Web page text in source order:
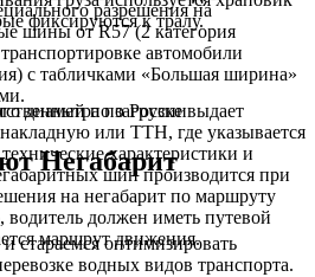
фиксируются к тралу.
разрешения на
шины от R57 (2 категория
автомобили
с табличками «Большая ширина»
по загрузке выдает
или ТТН, где указывается
характеристики и
шин производится при
на негабарит по маршруту
должен иметь путевой
маршрут движения.
Негабарит
стараемся оптимизировать
водных видов транспорта.